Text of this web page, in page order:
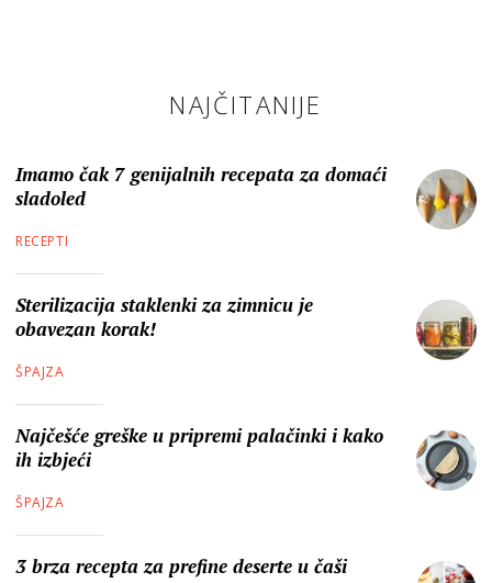
NAJČITANIJE
Imamo čak 7 genijalnih recepata za domaći
sladoled
RECEPTI
Sterilizacija staklenki za zimnicu je
obavezan korak!
ŠPAJZA
Najčešće greške u pripremi palačinki i kako
ih izbjeći
ŠPAJZA
3 brza recepta za prefine deserte u čaši